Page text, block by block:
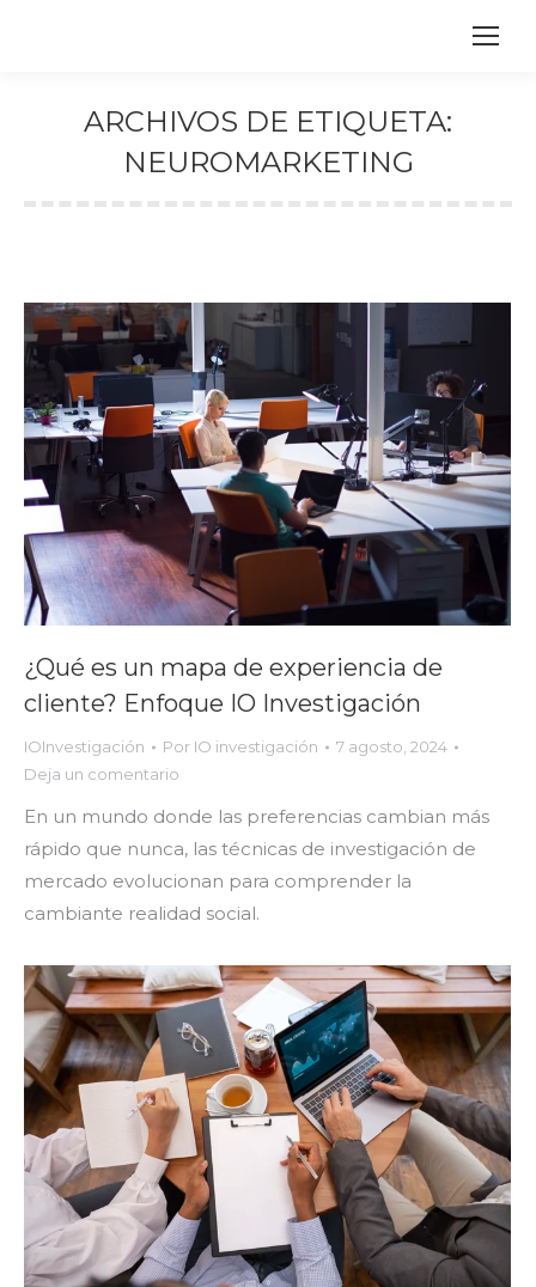
ARCHIVOS DE ETIQUETA:
NEUROMARKETING
¿Qué es un mapa de experiencia de
cliente? Enfoque IO Investigación
IOInvestigación Por IO investigación
7 agosto, 2024
Deja un comentario
En un mundo donde las preferencias cambian más
rápido que nunca, las técnicas de investigación de
mercado evolucionan para comprender la
cambiante realidad social.